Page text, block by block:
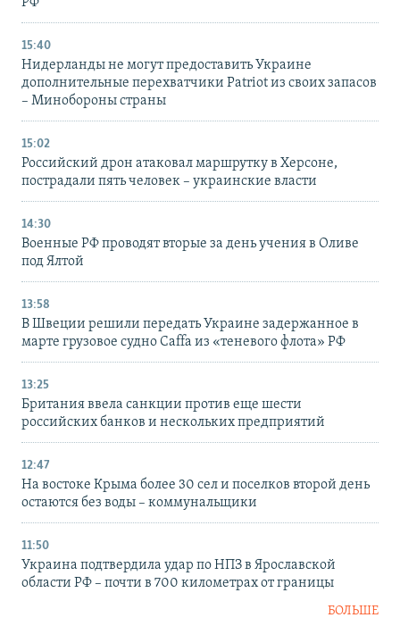
15:40
Нидерланды не могут предоставить Украине
дополнительные перехватчики Patriot из своих запасов
– Минобороны страны
15:02
Российский дрон атаковал маршрутку в Херсоне,
пострадали пять человек – украинские власти
14:30
Военные РФ проводят вторые за день учения в Оливе
под Ялтой
13:58
В Швеции решили передать Украине задержанное в
марте грузовое судно Caffa из «теневого флота» РФ
13:25
Британия ввела санкции против еще шести
российских банков и нескольких предприятий
12:47
На востоке Крыма более 30 сел и поселков второй день
остаются без воды – коммунальщики
11:50
Украина подтвердила удар по НПЗ в Ярославской
области РФ – почти в 700 километрах от границы
БОЛЬШЕ